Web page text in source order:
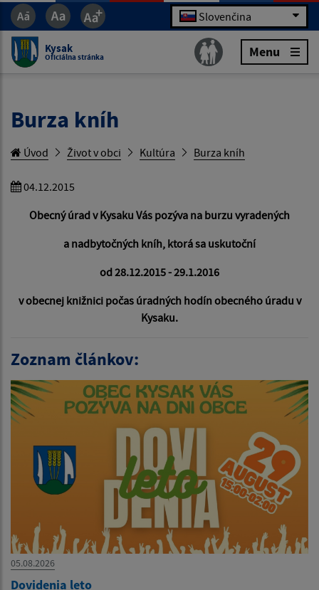
Slovenčina
Kysak
Oficiálna stránka Menu
Burza kníh
Úvod Život v obci Kultúra Burza kníh
04.12.2015
Obecný úrad v Kysaku Vás pozýva na burzu vyradených
a nadbytočných kníh, ktorá sa uskutoční
od 28.12.2015 - 29.1.2016
v obecnej knižnici počas úradných hodín obecného úradu v
Kysaku.
Zoznam článkov:
05.08.2026
Dovidenia leto